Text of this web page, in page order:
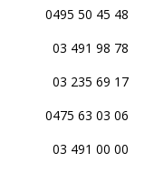
0495 50 45 48
03 491 98 78
03 235 69 17
0475 63 03 06
03 491 00 00